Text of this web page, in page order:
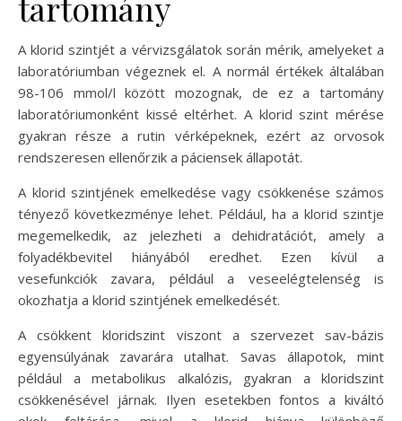
A klorid szintjét a vérvizsgálatok során mérik, amelyeket a
laboratóriumban végeznek el. A normál értékek általában
98-106 mmol/l között mozognak, de ez a tartomány
laboratóriumonként kissé eltérhet. A klorid szint mérése
gyakran része a rutin vérképeknek, ezért az orvosok
rendszeresen ellenőrzik a páciensek állapotát.
A klorid szintjének emelkedése vagy csökkenése számos
tényező következménye lehet. Például, ha a klorid szintje
megemelkedik, az jelezheti a dehidratációt, amely a
folyadékbevitel hiányából eredhet. Ezen kívül a
vesefunkciók zavara, például a veseelégtelenség is
okozhatja a klorid szintjének emelkedését.
A csökkent kloridszint viszont a szervezet sav-bázis
egyensúlyának zavarára utalhat. Savas állapotok, mint
például a metabolikus alkalózis, gyakran a kloridszint
csökkenésével járnak. Ilyen esetekben fontos a kiváltó